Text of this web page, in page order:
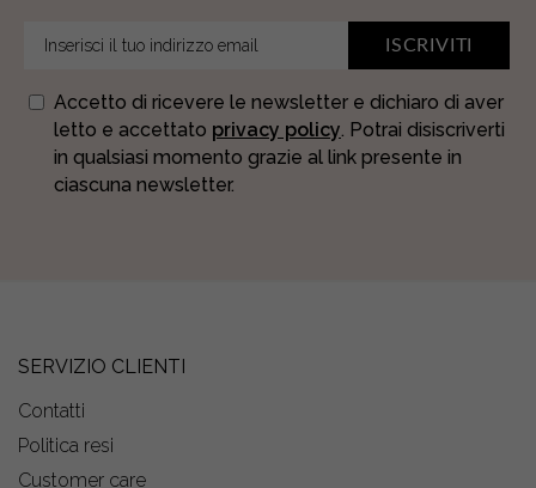
ISCRIVITI
Accetto di ricevere le newsletter e dichiaro di aver
letto e accettato privacy policy. Potrai disiscriverti
in qualsiasi momento grazie al link presente in
ciascuna newsletter.
SERVIZIO CLIENTI
Contatti
Politica resi
Customer care